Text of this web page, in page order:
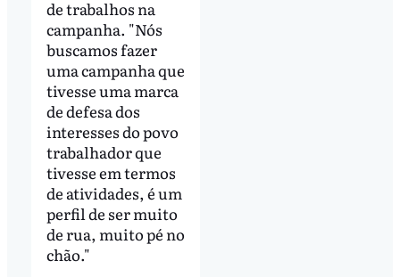
de trabalhos na
campanha. "Nós
buscamos fazer
uma campanha que
tivesse uma marca
de defesa dos
interesses do povo
trabalhador que
tivesse em termos
de atividades, é um
perfil de ser muito
de rua, muito pé no
chão."